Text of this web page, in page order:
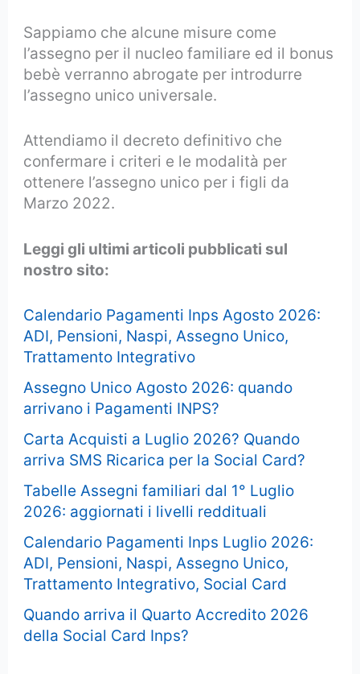
Sappiamo che alcune misure come
l’assegno per il nucleo familiare ed il bonus
bebè verranno abrogate per introdurre
l’assegno unico universale.
Attendiamo il decreto definitivo che
confermare i criteri e le modalità per
ottenere l’assegno unico per i figli da
Marzo 2022.
Leggi gli ultimi articoli pubblicati sul
nostro sito:
Calendario Pagamenti Inps Agosto 2026:
ADI, Pensioni, Naspi, Assegno Unico,
Trattamento Integrativo
Assegno Unico Agosto 2026: quando
arrivano i Pagamenti INPS?
Carta Acquisti a Luglio 2026? Quando
arriva SMS Ricarica per la Social Card?
Tabelle Assegni familiari dal 1° Luglio
2026: aggiornati i livelli reddituali
Calendario Pagamenti Inps Luglio 2026:
ADI, Pensioni, Naspi, Assegno Unico,
Trattamento Integrativo, Social Card
Quando arriva il Quarto Accredito 2026
della Social Card Inps?